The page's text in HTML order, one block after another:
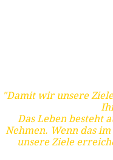
"Damit wir unsere
Das Leben besteht
Nehmen. Wenn das
unsere Ziele